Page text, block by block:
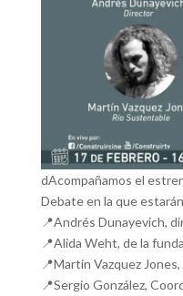
dAcompañamos el
Debate en la que
📍Andrés Dunayevich,
📍Alida Weht, de la
📍Martin Vazquez
📍Sergio González,